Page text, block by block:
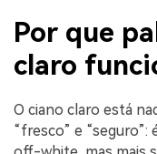
Por que
claro
O ciano claro está
“fresco” e